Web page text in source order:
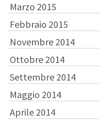
Marzo 2015
Febbraio 2015
Novembre 2014
Ottobre 2014
Settembre 2014
Maggio 2014
Aprile 2014